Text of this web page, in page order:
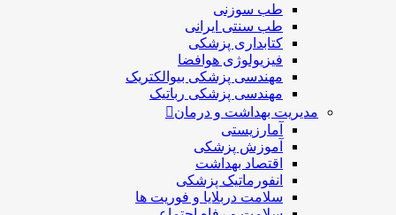
طب سوزنی
طب سنتی ایرانی
کتابداری پزشکی
فیزیولوژی هوافضا
مهندسی پزشکی بیوالکتریک
مهندسی پزشکی رباتیک
مدیریت بهداشت و درمان
آمارزیستی
آموزش پزشکی
اقتصاد بهداشت
انفورماتیک پزشکی
سلامت دربلايا و فوريت ها